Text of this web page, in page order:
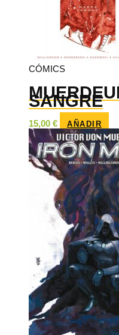
CÓMICS
SANGRE
15,00 € AÑADIR